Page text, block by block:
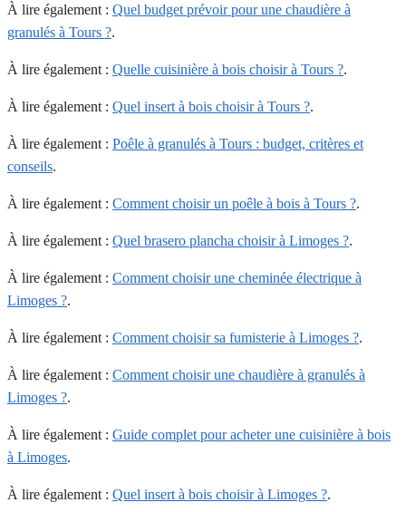
À lire également : Quel budget prévoir pour une chaudière à
granulés à Tours ?.
À lire également : Quelle cuisinière à bois choisir à Tours ?.
À lire également : Quel insert à bois choisir à Tours ?.
À lire également : Poêle à granulés à Tours : budget, critères et
conseils.
À lire également : Comment choisir un poêle à bois à Tours ?.
À lire également : Quel brasero plancha choisir à Limoges ?.
À lire également : Comment choisir une cheminée électrique à
Limoges ?.
À lire également : Comment choisir sa fumisterie à Limoges ?.
À lire également : Comment choisir une chaudière à granulés à
Limoges ?.
À lire également : Guide complet pour acheter une cuisinière à bois
à Limoges.
À lire également : Quel insert à bois choisir à Limoges ?.